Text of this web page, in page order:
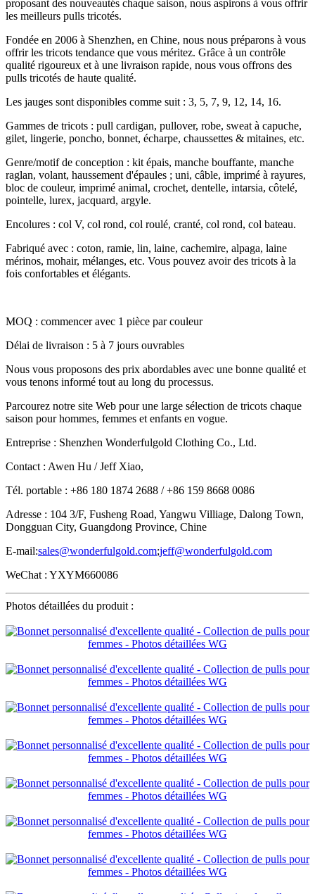
proposant des nouveautés chaque saison, nous aspirons à vous offrir
les meilleurs pulls tricotés.
Fondée en 2006 à Shenzhen, en Chine, nous nous préparons à vous
offrir les tricots tendance que vous méritez. Grâce à un contrôle
qualité rigoureux et à une livraison rapide, nous vous offrons des
pulls tricotés de haute qualité.
Les jauges sont disponibles comme suit : 3, 5, 7, 9, 12, 14, 16.
Gammes de tricots : pull cardigan, pullover, robe, sweat à capuche,
gilet, lingerie, poncho, bonnet, écharpe, chaussettes & mitaines, etc.
Genre/motif de conception : kit épais, manche bouffante, manche
raglan, volant, haussement d'épaules ; uni, câble, imprimé à rayures,
bloc de couleur, imprimé animal, crochet, dentelle, intarsia, côtelé,
pointelle, lurex, jacquard, argyle.
Encolures : col V, col rond, col roulé, cranté, col rond, col bateau.
Fabriqué avec : coton, ramie, lin, laine, cachemire, alpaga, laine
mérinos, mohair, mélanges, etc. Vous pouvez avoir des tricots à la
fois confortables et élégants.
MOQ : commencer avec 1 pièce par couleur
Délai de livraison : 5 à 7 jours ouvrables
Nous vous proposons des prix abordables avec une bonne qualité et
vous tenons informé tout au long du processus.
Parcourez notre site Web pour une large sélection de tricots chaque
saison pour hommes, femmes et enfants en vogue.
Entreprise : Shenzhen Wonderfulgold Clothing Co., Ltd.
Contact : Awen Hu / Jeff Xiao,
Tél. portable : +86 180 1874 2688 / +86 159 8668 0086
Adresse : 104 3/F, Fusheng Road, Yangwu Villiage, Dalong Town,
Dongguan City, Guangdong Province, Chine
E-mail:sales@wonderfulgold.com;jeff@wonderfulgold.com
WeChat : YXYM660086
Photos détaillées du produit :